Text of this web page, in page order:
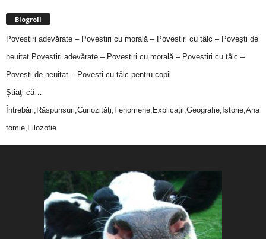
Blogroll
Povestiri adevărate – Povestiri cu morală – Povestiri cu tâlc – Povești de
neuitat Povestiri adevărate – Povestiri cu morală – Povestiri cu tâlc –
Povești de neuitat – Povești cu tâlc pentru copii
Ştiaţi că…
Întrebări,Răspunsuri,Curiozităţi,Fenomene,Explicaţii,Geografie,Istorie,Ana
tomie,Filozofie